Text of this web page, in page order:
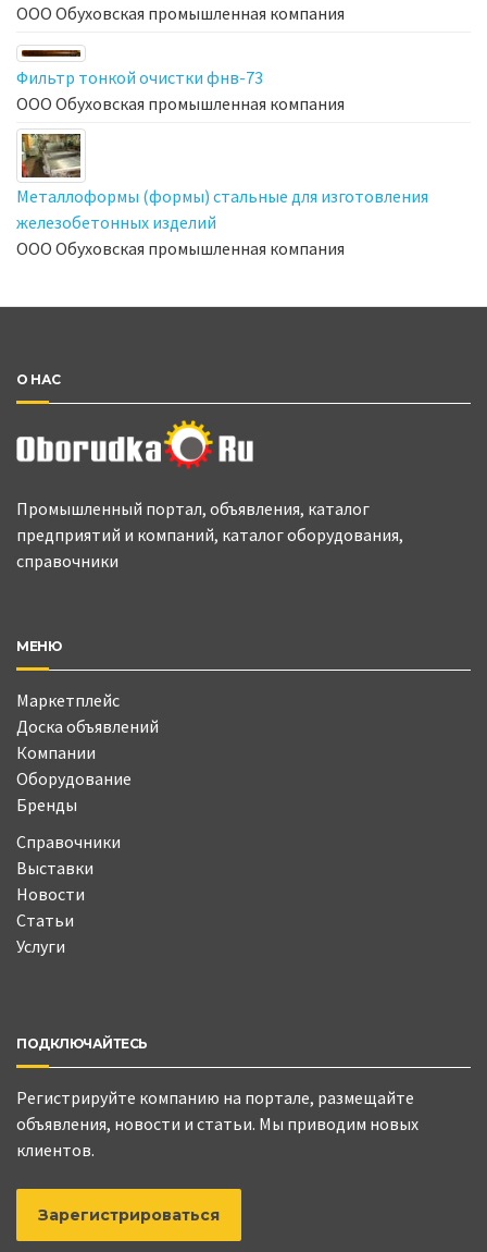
ООО Обуховская промышленная компания
Фильтр тонкой очистки фнв-73
ООО Обуховская промышленная компания
Металлоформы (формы) стальные для изготовления
железобетонных изделий
ООО Обуховская промышленная компания
О НАС
Промышленный портал, объявления, каталог
предприятий и компаний, каталог оборудования,
справочники
МЕНЮ
Маркетплейс
Доска объявлений
Компании
Оборудование
Бренды
Справочники
Выставки
Новости
Статьи
Услуги
ПОДКЛЮЧАЙТЕСЬ
Регистрируйте компанию на портале, размещайте
объявления, новости и статьи. Мы приводим новых
клиентов.
Зарегистрироваться